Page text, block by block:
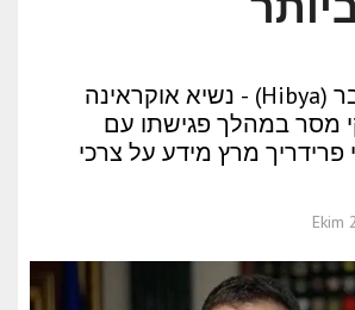
קייב, 2 באוקטובר (Hibya) - נשיא אוקראינה
מסר במהלך פגישתו עם
פרידריך מרץ מידע על צרכי